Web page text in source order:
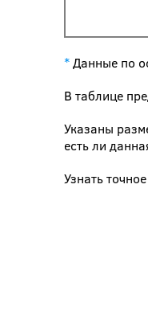
*Данные по
В таблице
Указаны
есть ли
Узнать